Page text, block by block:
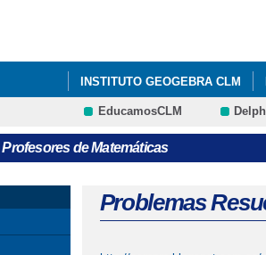
INSTITUTO GEOGEBRA CLM
GALA DEL CONCURSO UTILIZA
X CONCURSO DE CARTELES
EducamosCLM
de Matemáticas
Problemas